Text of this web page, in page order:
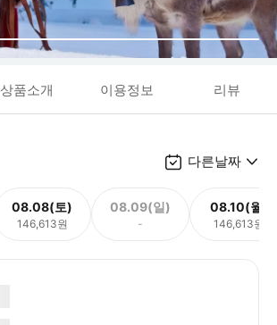
상품소개 이용정보 리뷰
다른날짜
08.08(토)
146,613원
08.09(일)
-
08.10(월)
146,613원